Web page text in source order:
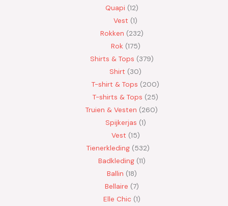
Quapi 12
Vest 1
Rokken 232
Rok 175
Shirts & Tops 379
Shirt
30
T-shirt & Tops
200
T-shirts & Tops
25
Truien & Vesten
260
Spijkerjas 1
Vest 15
Tienerkleding 532
Badkleding 11
Ballin 18
Bellaire 7
Elle Chic 1